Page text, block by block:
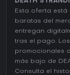
Esta oferta está
baratas del
entregan
tras el pago.
promocionales
más bajo de
Consulta el